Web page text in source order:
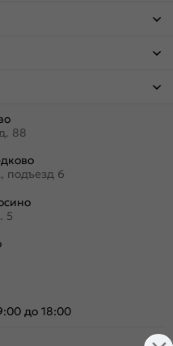
88
подъезд 6
5
до 18:00